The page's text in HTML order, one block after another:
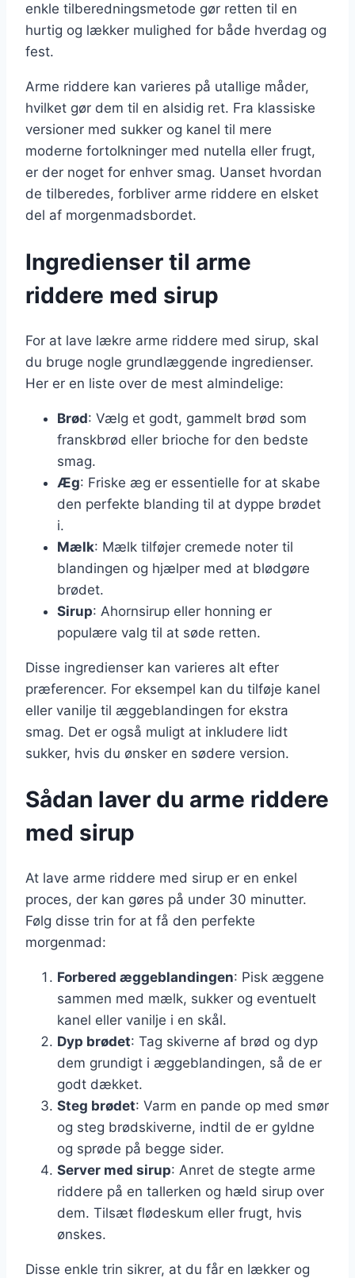
enkle tilberedningsmetode gør retten til en
hurtig og lækker mulighed for både hverdag og
fest.
Arme riddere kan varieres på utallige måder,
hvilket gør dem til en alsidig ret. Fra klassiske
versioner med sukker og kanel til mere
moderne fortolkninger med nutella eller frugt,
er der noget for enhver smag. Uanset hvordan
de tilberedes, forbliver arme riddere en elsket
del af morgenmadsbordet.
Ingredienser til arme
riddere med sirup
For at lave lækre arme riddere med sirup, skal
du bruge nogle grundlæggende ingredienser.
Her er en liste over de mest almindelige:
Brød: Vælg et godt, gammelt brød som
franskbrød eller brioche for den bedste
smag.
Æg: Friske æg er essentielle for at skabe
den perfekte blanding til at dyppe brødet
i.
Mælk: Mælk tilføjer cremede noter til
blandingen og hjælper med at blødgøre
brødet.
Sirup: Ahornsirup eller honning er
populære valg til at søde retten.
Disse ingredienser kan varieres alt efter
præferencer. For eksempel kan du tilføje kanel
eller vanilje til æggeblandingen for ekstra
smag. Det er også muligt at inkludere lidt
sukker, hvis du ønsker en sødere version.
Sådan laver du arme riddere
med sirup
At lave arme riddere med sirup er en enkel
proces, der kan gøres på under 30 minutter.
Følg disse trin for at få den perfekte
morgenmad:
Forbered æggeblandingen: Pisk æggene
sammen med mælk, sukker og eventuelt
kanel eller vanilje i en skål.
Dyp brødet: Tag skiverne af brød og dyp
dem grundigt i æggeblandingen, så de er
godt dækket.
Steg brødet: Varm en pande op med smør
og steg brødskiverne, indtil de er gyldne
og sprøde på begge sider.
Server med sirup: Anret de stegte arme
riddere på en tallerken og hæld sirup over
dem. Tilsæt flødeskum eller frugt, hvis
ønskes.
Disse enkle trin sikrer, at du får en lækker og